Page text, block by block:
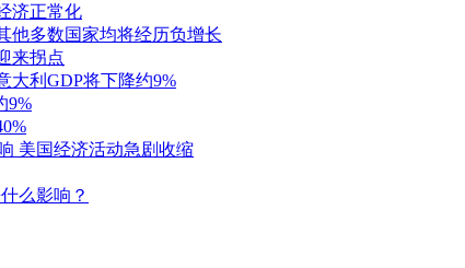
济正常化
他多数国家均将经历负增长
来拐点
大利GDP将下降约9%
9%
美国经济活动急剧收缩
么影响？